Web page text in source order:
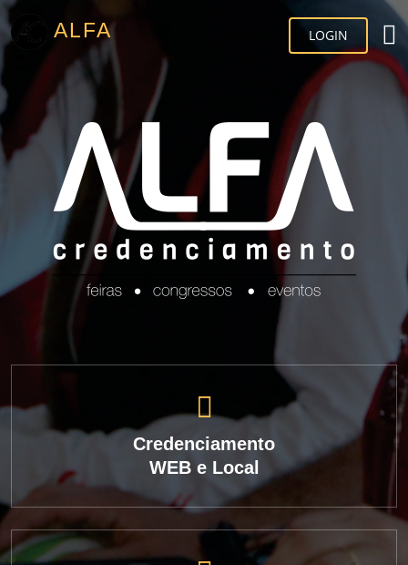
ALFA LOGIN
Credenciamento
WEB e Local